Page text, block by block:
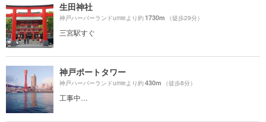
生田神社
神戸ハーバーランドumieより約1730m （徒歩29分）
三宮駅すぐ
神戸ポートタワー
神戸ハーバーランドumieより約430m （徒歩8分）
工事中…